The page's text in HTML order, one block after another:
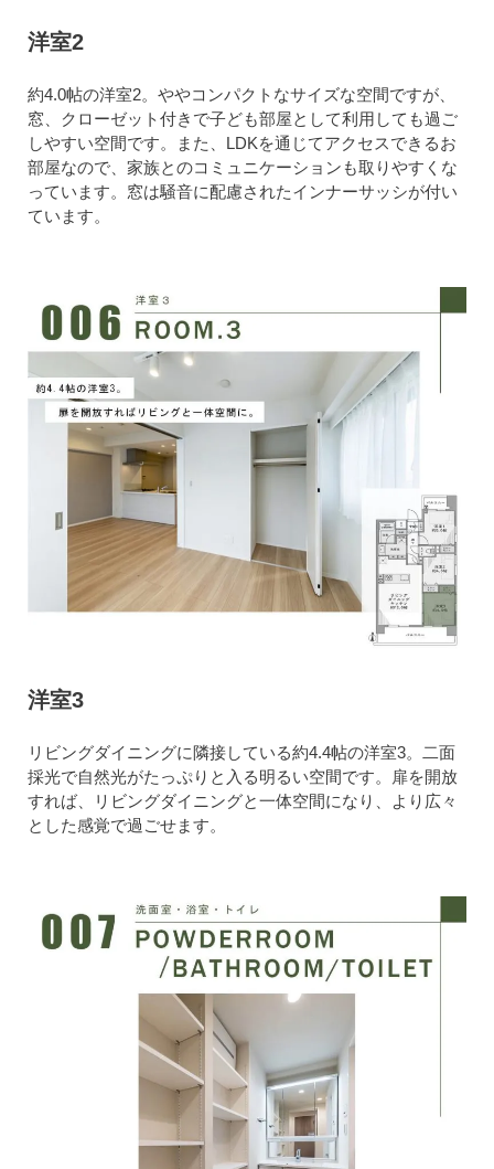
洋室2
約4.0帖の洋室2。ややコンパクトなサイズな空間ですが、
窓、クローゼット付きで子ども部屋として利用しても過ご
しやすい空間です。また、LDKを通じてアクセスできるお
部屋なので、家族とのコミュニケーションも取りやすくな
っています。窓は騒音に配慮されたインナーサッシが付い
ています。
洋室3
リビングダイニングに隣接している約4.4帖の洋室3。二面
採光で自然光がたっぷりと入る明るい空間です。扉を開放
すれば、リビングダイニングと一体空間になり、より広々
とした感覚で過ごせます。